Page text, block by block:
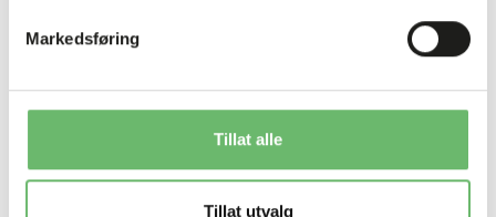
Markedsføring
Tillat alle
Tillat utvalg